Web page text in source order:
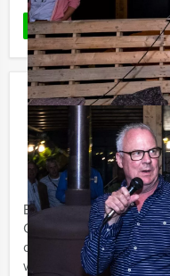
LEES MEER
Crime
Vanaf€
Vanaf 12
Beleef in Zutphen met
CityDinner Game een
dat we afwisselen met
waarbij drie ...